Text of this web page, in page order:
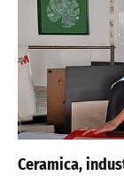
Ceramica,